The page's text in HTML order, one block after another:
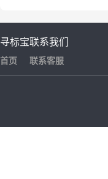
寻标宝
首页
联系我们
联系客服